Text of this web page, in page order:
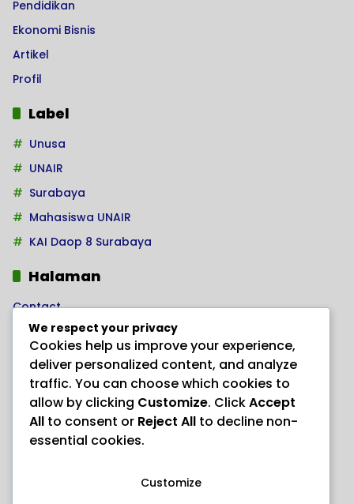
Pendidikan
Ekonomi Bisnis
Artikel
Profil
Label
Unusa
UNAIR
Surabaya
Mahasiswa UNAIR
KAI Daop 8 Surabaya
Halaman
Contact
Home
Kode Etik Jurnalistik
Pedoman Hak Jawab
Pedoman Media Siber
PRODUK HERBAL AJAIB “ANAYL STORE”
We respect your privacy
Cookies help us improve your experience,
deliver personalized content, and analyze
traffic. You can choose which cookies to
allow by clicking Customize. ClickAccept
All to consent or Reject All to decline non-
essential cookies.
Customize